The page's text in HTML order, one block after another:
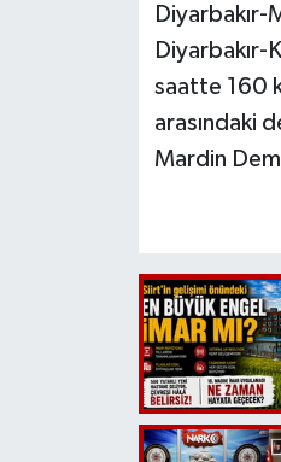
Diyarbakır-
Diyarbakır-
saatte 160
arasındaki
Mardin